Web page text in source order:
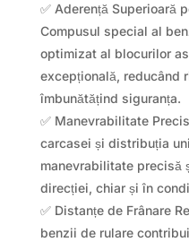
✅ Aderență Superioară
Compusul special al
optimizat al blocurilor
excepțională, reducând
îmbunătățind siguranța.
✅ Manevrabilitate
carcasei și distribuția
manevrabilitate precisă
direcției, chiar și în
✅ Distanțe de Frânare
benzii de rulare